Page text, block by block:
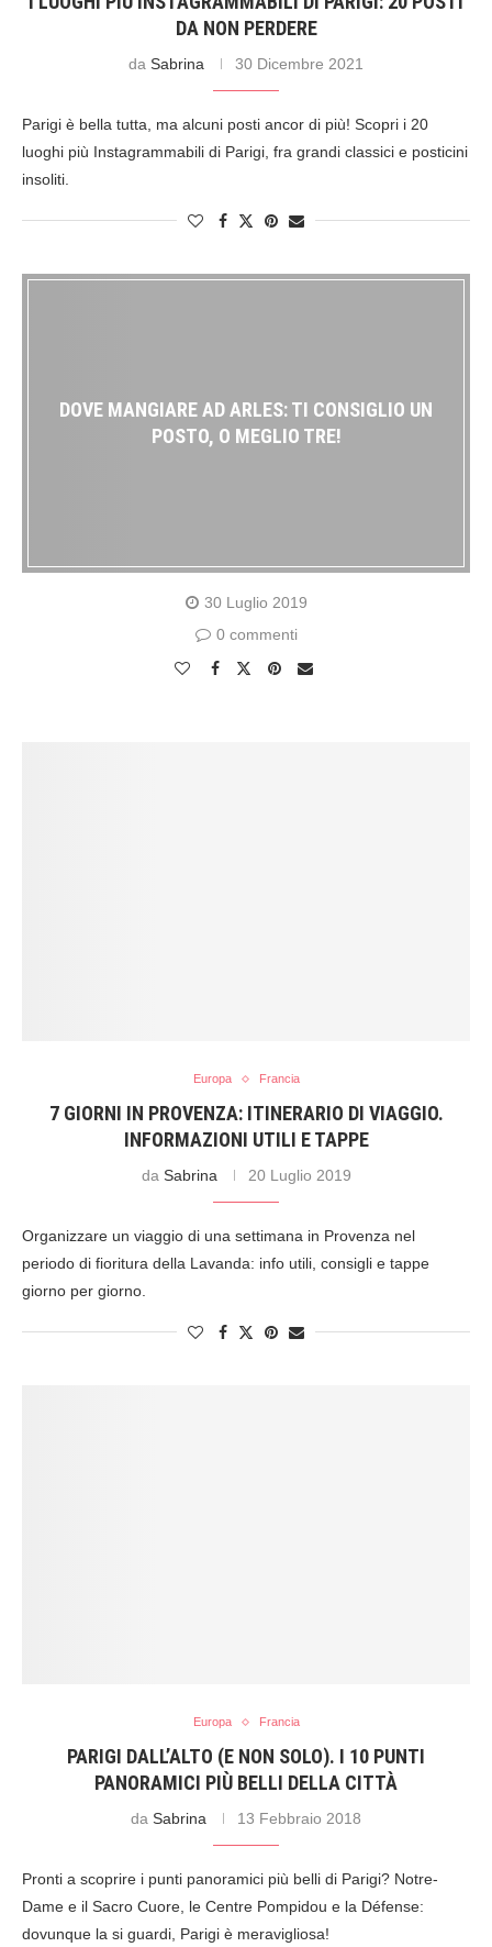
DA NON PERDERE
da Sabrina 30 Dicembre 2021
Parigi è bella tutta, ma alcuni posti ancor di più! Scopri i 20
luoghi più Instagrammabili di Parigi, fra grandi classici e posticini
insoliti.
DOVE MANGIARE AD ARLES: TI CONSIGLIO UN
POSTO, O MEGLIO TRE!
30 Luglio 2019
0 commenti
Europa Francia
7 GIORNI IN PROVENZA: ITINERARIO DI VIAGGIO.
INFORMAZIONI UTILI E TAPPE
da Sabrina 20 Luglio 2019
Organizzare un viaggio di una settimana in Provenza nel
periodo di fioritura della Lavanda: info utili, consigli e tappe
giorno per giorno.
Europa Francia
PARIGI DALL’ALTO (E NON SOLO). I 10 PUNTI
PANORAMICI PIÙ BELLI DELLA CITTÀ
da Sabrina 13 Febbraio 2018
Pronti a scoprire i punti panoramici più belli di Parigi? Notre-
Dame e il Sacro Cuore, le Centre Pompidou e la Défense:
dovunque la si guardi, Parigi è meravigliosa!